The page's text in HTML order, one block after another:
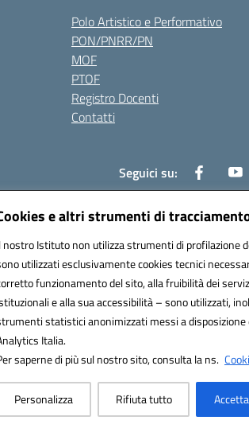
e altri strumenti di
nostro Istituto non utilizza strumenti di profilazione
utilizzati esclusivamente cookies tecnici
funzionamento del sito, alla fruibilità dei
e alla sua accessibilità – sono utilizzati,
statistici anonimizzati messi a disposizione
Italia.
saperne di più sul nostro sito, consulta la ns.
Personalizza Rifiuta tutto
Polo Artistico e Performativo
PON/PNRR/PN
MOF
PTOF
Registro Docenti
Contatti
Seguici su: